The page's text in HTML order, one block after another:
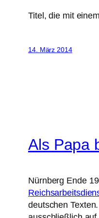
Titel, die mit
14. März 2014
Als Papa
Nürnberg Ende
deutschen